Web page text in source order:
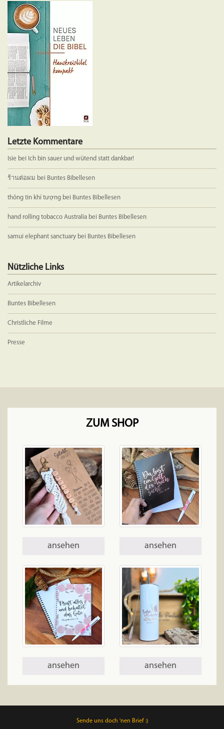
Letzte Kommentare
Isie bei Ich bin sauer und wütend statt dankbar!
ร้านต่อผม bei Buntes Bibellesen
thông tin khí tượng bei Buntes Bibellesen
hand rolling tobacco Australia bei Buntes Bibellesen
samui elephant sanctuary bei Buntes Bibellesen
Nützliche Links
Artikelarchiv
Buntes Bibellesen
Christliche Filme
Presse
ZUM SHOP
ansehen ansehen
ansehen ansehen
Sende uns doch 'nen Brief :)